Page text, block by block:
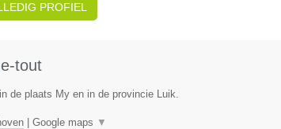
PROFIEL
tout
de plaats My en in de provincie Luik.
| Google maps ▼